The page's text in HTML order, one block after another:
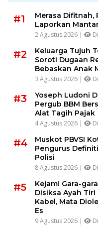
#1
Merasa Difitnah,
Laporkan
2 Agustus 2026 |
#2
Keluarga Tujuh
Soroti Dugaan
Bebaskan Anak
3 Agustus 2026 |
#3
Yoseph Ludoni
Pergub BBM
Alat Tagih Pajak
4 Agustus 2026 |
#4
Muskot PBVSI
Pengurus
Polisi
8 Agustus 2026 |
#5
Kejam! Gara-
Disiksa Ayah
Kabel, Mata
Es
9 Agustus 2026 |